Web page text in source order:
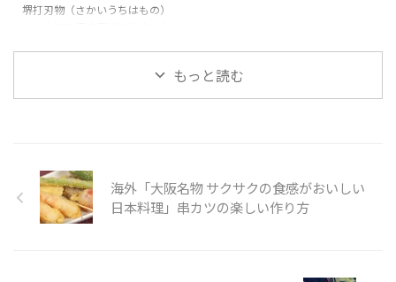
さだきち）は大阪に移住。以来、
錬道場にて、当代・月山貞利（ ...
ら工具まで、その伝統技術・技法
...
堺打刃物（さかいうちはもの）
金（鋼、はがね）の2種類の材料
を使って作ります。現在の料理包
冶、刃付、柄づくりなど分業によ
る、伝統的な製法によって生産さ
れています。 日本刀や鉄砲、後
のタバコ包丁の製造で品質の高さ
もっと読む
海外「大阪名物 サクサクの食感がおいしい
日本料理」串カツの楽しい作り方